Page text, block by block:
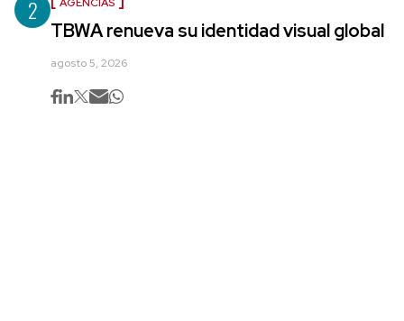
2
TBWA renueva su identidad visual global
agosto 5, 2026